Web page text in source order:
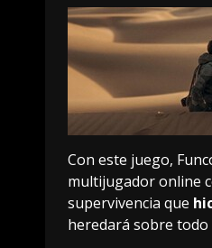
Con este juego,
multijugador online
supervivencia que
heredará sobre todo